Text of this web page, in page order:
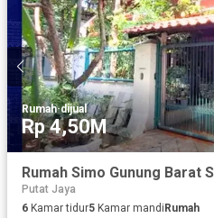
Rumah·dijual
Rp 4,50M
Putat Jaya
6 Kamar tidur5 Kamar mandi Rumah